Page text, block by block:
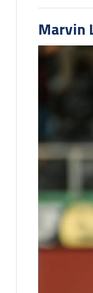
Marvin